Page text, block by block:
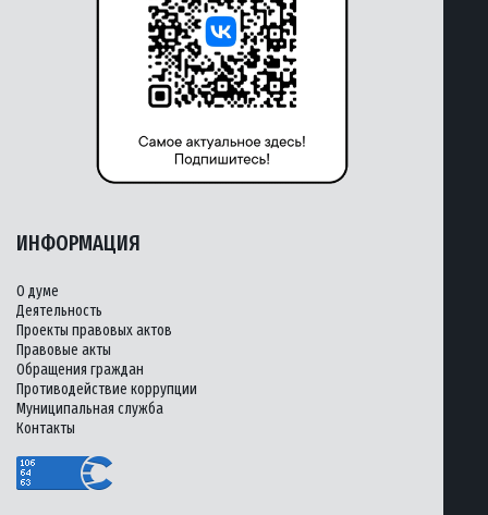
ИНФОРМАЦИЯ
О думе
Деятельность
Проекты правовых актов
Правовые акты
Обращения граждан
Противодействие коррупции
Муниципальная служба
Контакты